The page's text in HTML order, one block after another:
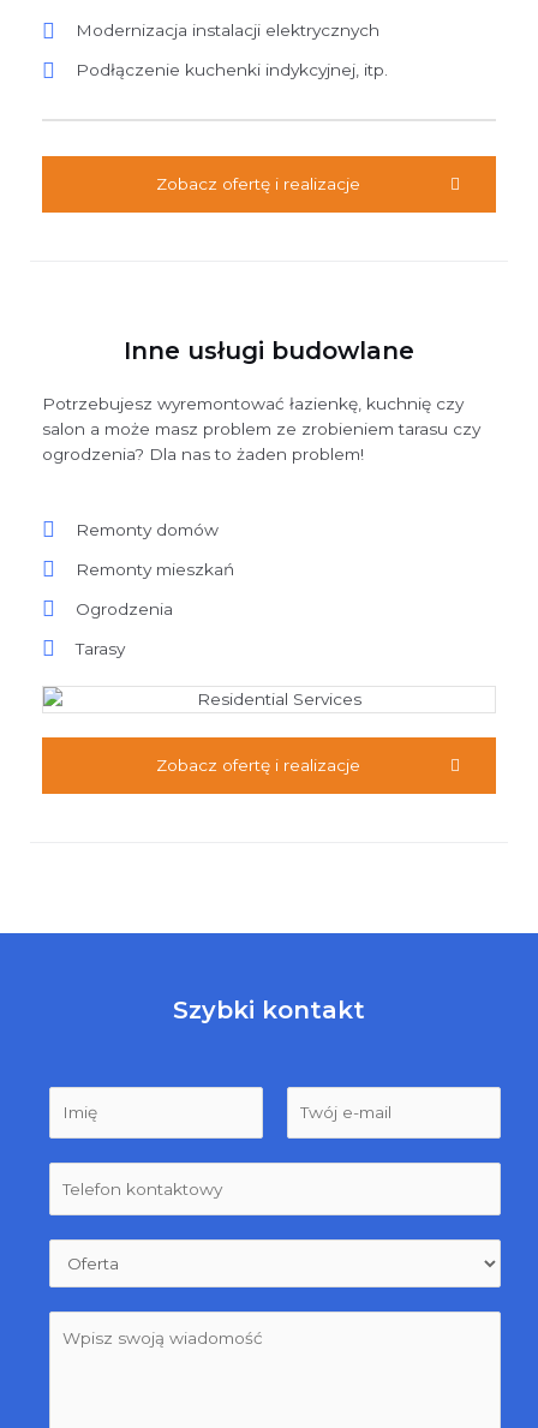
Zobacz ofertę i realizacje
Modernizacja instalacji elektrycznych
Podłączenie kuchenki indykcyjnej, itp.
Inne usługi budowlane
Potrzebujesz wyremontować łazienkę, kuchnię czy
salon a może masz problem ze zrobieniem tarasu czy
ogrodzenia? Dla nas to żaden problem!
Remonty domów
Remonty mieszkań
Ogrodzenia
Tarasy
Zobacz ofertę i realizacje
Szybki kontakt